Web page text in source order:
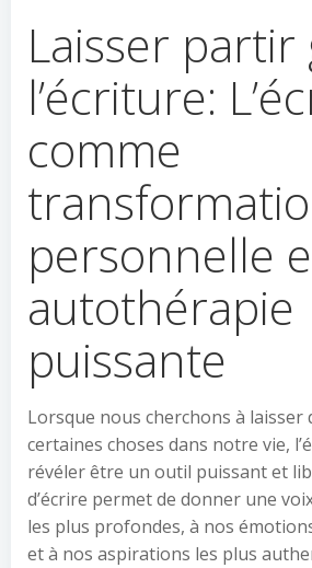
Laisser partir
l’écriture:
comme
personnelle
autothérapie
puissante
Lorsque nous cherchons à laisser
certaines choses dans notre vie,
révéler être un outil puissant et
d’écrire permet de donner une
les plus profondes, à nos
et à nos aspirations les plus